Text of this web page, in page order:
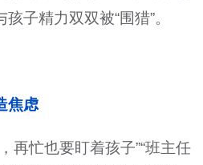
子精力双双被“围猎”。
焦虑
再忙也要盯着孩子”“班主任